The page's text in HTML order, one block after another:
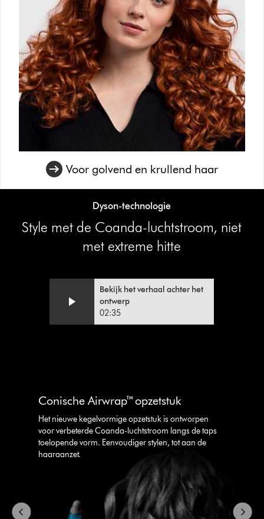
Voor golvend en krullend haar
Dyson-technologie
Style met de Coanda-luchtstroom, niet
met extreme hitte
Videotranscript
Bekijk het verhaal achter het
ontwerp
02:35
Conische Airwrap™ opzetstuk
Het nieuwe kegelvormige opzetstuk is ontworpen
voor verbeterde Coanda-luchtstroom langs de taps
toelopende vorm. Eenvoudiger stylen, tot aan de
haaraanzet.